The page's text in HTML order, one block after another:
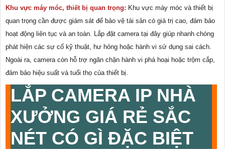
Khu vực máy móc, thiết bị quan trọng: Khu vực máy móc và thiết bị
quan trọng cần được giám sát để bảo vệ tài sản có giá trị cao, đảm bảo
hoạt động liên tục và an toàn. Lắp đặt camera tại đây giúp nhanh chóng
phát hiện các sự cố kỹ thuật, hư hỏng hoặc hành vi sử dụng sai cách.
Ngoài ra, camera còn hỗ trợ ngăn chặn hành vi phá hoại hoặc trộm cắp,
đảm bảo hiệu suất và tuổi thọ của thiết bị.
LẮP CAMERA IP NHÀ
XƯỞNG GIÁ RẺ SẮC
NÉT CÓ GÌ ĐẶC BIỆT